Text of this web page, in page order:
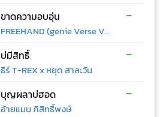
ขาดความอบอุ่น
FREEHAND (genie Verse Vol.1)
-
บ่มีสิทธิ์
ธีร์ T-REX x หยุด สาละวัน
-
บุญผลาบ่ฮอด
อ้ายแมน ภิสิทธิ์พงษ์
-